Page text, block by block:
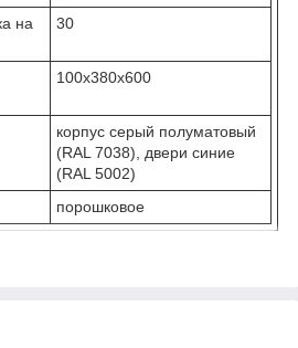
на
30
100x380x600
корпус серый полуматовый
(RAL 7038), двери синие
(RAL 5002)
порошковое